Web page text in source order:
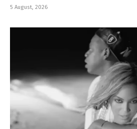
5 August, 2026